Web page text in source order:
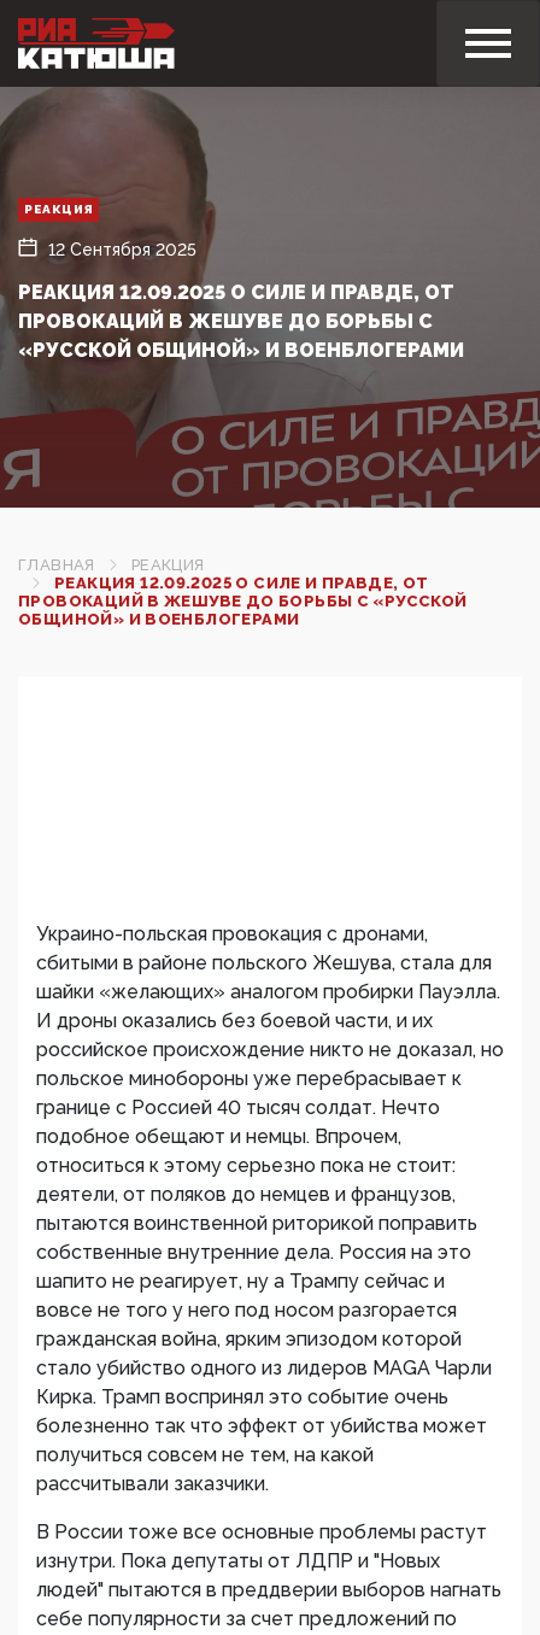
РЕАКЦИЯ
12 Сентября 2025
РЕАКЦИЯ 12.09.2025 О СИЛЕ И ПРАВДЕ, ОТ
ПРОВОКАЦИЙ В ЖЕШУВЕ ДО БОРЬБЫ С
«РУССКОЙ ОБЩИНОЙ» И ВОЕНБЛОГЕРАМИ
ГЛАВНАЯ
РЕАКЦИЯ
РЕАКЦИЯ 12.09.2025 О СИЛЕ И ПРАВДЕ, ОТ
ПРОВОКАЦИЙ В ЖЕШУВЕ ДО БОРЬБЫ С «РУССКОЙ
ОБЩИНОЙ» И ВОЕНБЛОГЕРАМИ
Украино-польская провокация с дронами,
сбитыми в районе польского Жешува, стала для
шайки «желающих» аналогом пробирки Пауэлла.
И дроны оказались без боевой части, и их
российское происхождение никто не доказал, но
польское минобороны уже перебрасывает к
границе с Россией 40 тысяч солдат. Нечто
подобное обещают и немцы. Впрочем,
относиться к этому серьезно пока не стоит:
деятели, от поляков до немцев и французов,
пытаются воинственной риторикой поправить
собственные внутренние дела. Россия на это
шапито не реагирует, ну а Трампу сейчас и
вовсе не того у него под носом разгорается
гражданская война, ярким эпизодом которой
стало убийство одного из лидеров MAGA Чарли
Кирка. Трамп воспринял это событие очень
болезненно так что эффект от убийства может
получиться совсем не тем, на какой
рассчитывали заказчики.
В России тоже все основные проблемы растут
изнутри. Пока депутаты от ЛДПР и "Новых
людей" пытаются в преддверии выборов нагнать
себе популярности за счет предложений по